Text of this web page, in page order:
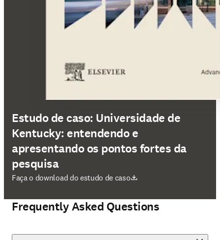
Estudo de caso: Universidade de
Kentucky: entendendo e
apresentando os pontos fortes da
pesquisa
Faça o download do estudo de caso
abre em uma nova guia/janela
Frequently Asked Questions